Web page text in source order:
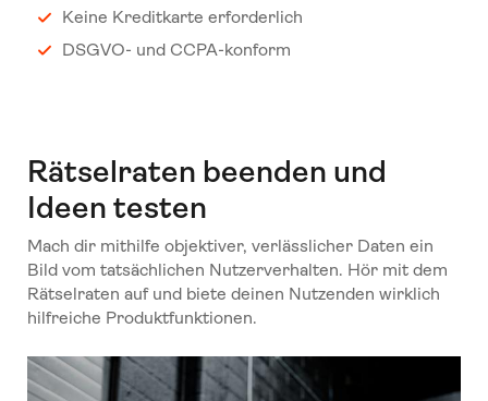
Keine Kreditkarte erforderlich
DSGVO- und CCPA-konform
Rätselraten beenden und
Ideen testen
Mach dir mithilfe objektiver, verlässlicher Daten ein
Bild vom tatsächlichen Nutzerverhalten. Hör mit dem
Rätselraten auf und biete deinen Nutzenden wirklich
hilfreiche Produktfunktionen.